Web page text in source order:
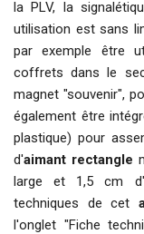
la PLV, la
utilisation est sans
par exemple être
coffrets dans le
magnet "souvenir",
également être
plastique) pour
d'aimant rectangle
large et 1,5 cm
techniques de cet
l'onglet "Fiche